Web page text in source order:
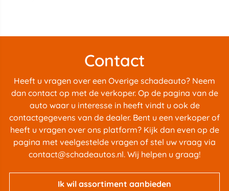
Contact
Heeft u vragen over een Overige schadeauto? Neem
dan contact op met de verkoper. Op de pagina van de
auto waar u interesse in heeft vindt u ook de
contactgegevens van de dealer. Bent u een verkoper of
heeft u vragen over ons platform? Kijk dan even op de
pagina met veelgestelde vragen of stel uw vraag via
contact@schadeautos.nl. Wij helpen u graag!
Ik wil assortiment aanbieden